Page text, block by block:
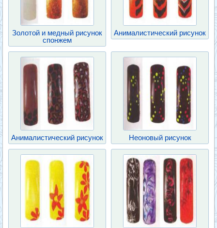
Золотой и медный рисунок
спонжем
Анималистический рисунок
Анималистический рисунок Неоновый рисунок